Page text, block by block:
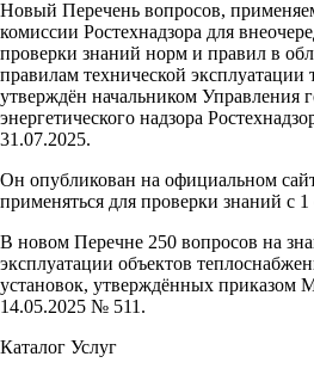
Новый Перечень вопросов,
комиссии Ростехнадзора для
проверки знаний норм и правил в
правилам технической эксплуатации
утверждён начальником Управления
энергетического надзора
31.07.2025.
Он опубликован на официальном
применяться для проверки знаний с 1
В новом Перечне 250 вопросов на
эксплуатации объектов
установок, утверждённых приказом
14.05.2025 № 511.
Каталог Услуг